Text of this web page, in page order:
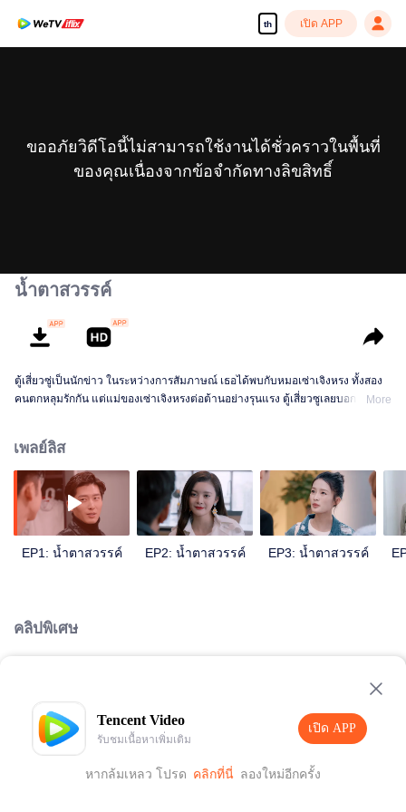
th เปิด APP
Tencent Video
รับชมเนื้อหาเพิ่มเติม
เปิด APP
หากล้มเหลว โปรด คลิกที่นี่ ลองใหม่อีกครั้ง
เปิด APP
ขออภัยวิดีโอนี้ไม่สามารถใช้งานได้ชั่วคราวในพื้นที่
ของคุณเนื่องจากข้อจำกัดทางลิขสิทธิ์
น้ำตาสวรรค์
ตู้เสี่ยวซู่เป็นนักข่าว ในระหว่างการสัมภาษณ์ เธอได้พบกับหมอเซ่าเจิงหรง ทั้งสอง
คนตกหลุมรักกัน แต่แม่ของเซ่าเจิงหรงต่อต้านอย่างรุนแรง ตู้เสี่ยวซูเลยบอกเลิกกัน
โรงพยาบาลเพราะความอ่อนเพลีย ทั้งหมดนี้ เหลยอวี่เจิง เพื่อนของเซ่าเจิงหรงเห็น
ได้หมดแล้วแอบช่วยเธอไปเรื่อยๆ หลังจากเรื่องหลายๆ อย่างผ่านไป ตู้เสี่ยวซู่กับเหล
ยอวี่เจิงก็ได้ขจัดความเข้าใจผิดและอคติระหว่างทั้งสองด้วย
More
เพลย์ลิส
EP1: น้ำตาสวรรค์ EP2: น้ำตาสวรรค์ EP3: น้ำตาสวรรค์
คลิปพิเศษ